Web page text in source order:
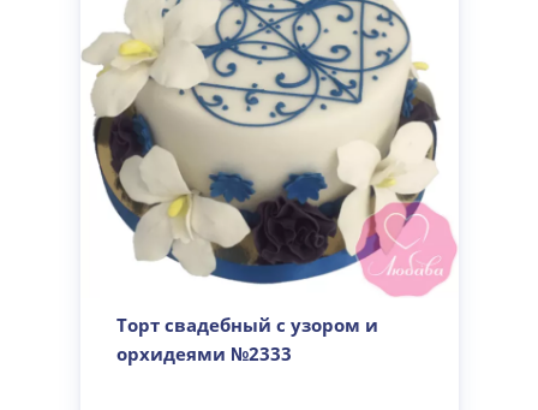
Торт свадебный с узором и
орхидеями №2333